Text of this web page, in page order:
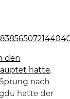
den
hatte,
nach
hatte der